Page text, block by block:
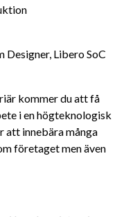
Libero SoC
kommer du att få
i en högteknologisk
att innebära många
företaget men även